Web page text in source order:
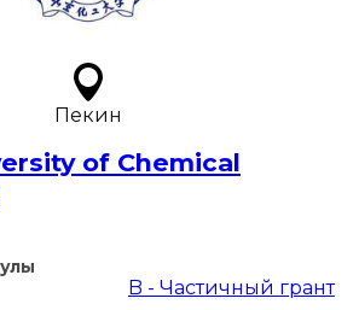
Пекин
of Chemical
B - Частичный грант